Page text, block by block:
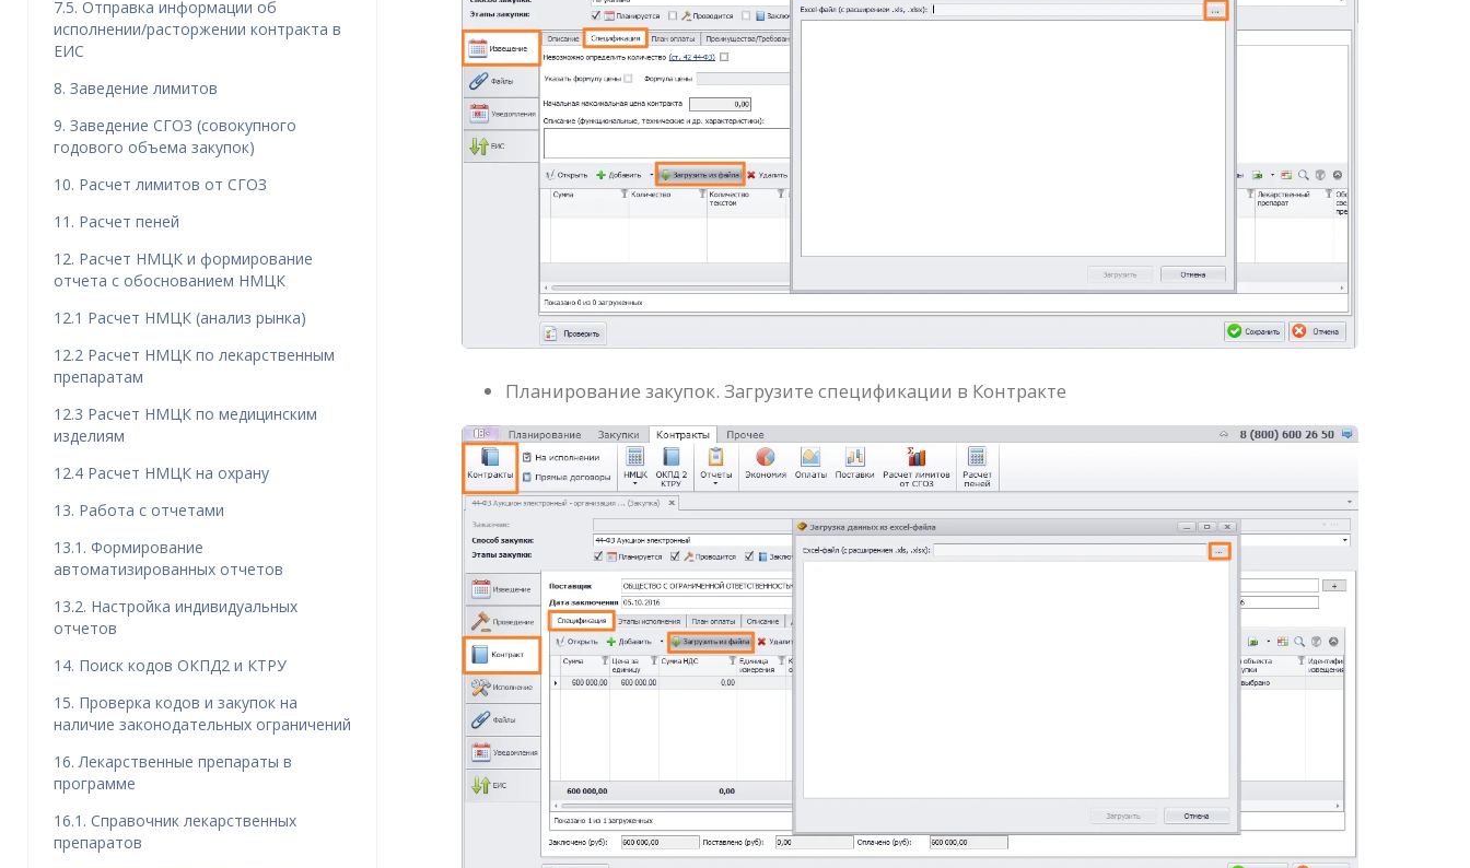
7.5. Отправка информации об
исполнении/расторжении контракта в
ЕИС
8. Заведение лимитов
9. Заведение СГОЗ (совокупного
годового объема закупок)
10. Расчет лимитов от СГОЗ
11. Расчет пеней
12. Расчет НМЦК и формирование
отчета с обоснованием НМЦК
12.1 Расчет НМЦК (анализ рынка)
12.2 Расчет НМЦК по лекарственным
препаратам
12.3 Расчет НМЦК по медицинским
изделиям
12.4 Расчет НМЦК на охрану
13. Работа с отчетами
13.1. Формирование
автоматизированных отчетов
13.2. Настройка индивидуальных
отчетов
14. Поиск кодов ОКПД2 и КТРУ
15. Проверка кодов и закупок на
наличие законодательных ограничений
16. Лекарственные препараты в
программе
16.1. Справочник лекарственных
препаратов
Планирование закупок. Загрузите спецификации в Контракте